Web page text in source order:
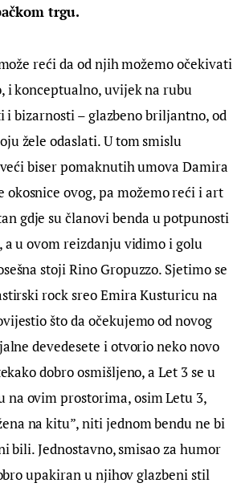
trgu.
reći da od njih možemo očekivati
i konceptualno, uvijek na rubu
bizarnosti – glazbeno briljantno, od
žele odaslati. U tom smislu
biser pomaknutih umova Damira
ovog, pa možemo reći i art
gdje su članovi benda u potpunosti
u ovom reizdanju vidimo i golu
stoji Rino Gropuzzo. Sjetimo se
rock sreo Emira Kusturicu na
što da očekujemo od novog
devedesete i otvorio neko novo
dobro osmišljeno, a Let 3 se u
na ovim prostorima, osim Letu 3,
na kitu”, niti jednom bendu ne bi
bili. Jednostavno, smisao za humor
upakiran u njihov glazbeni stil